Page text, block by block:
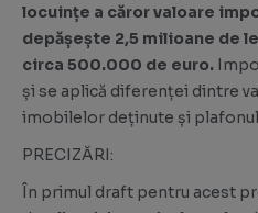
locuințe a căror valoare
depășește 2,5 milioane de
circa 500.000 de euro.
și se aplică diferenței dintre
imobilelor deținute și
PRECIZĂRI:
În primul draft pentru acest